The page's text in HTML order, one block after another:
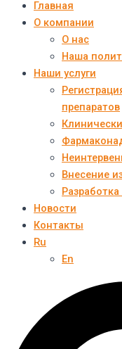
Главная
О компании
О нас
Наша
Наши услуги
препаратов
Внесение
Новости
Контакты
Ru
En